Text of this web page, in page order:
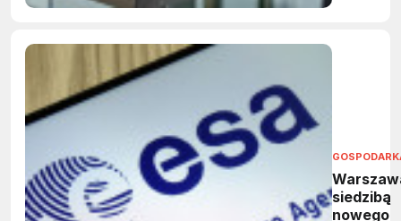
siedzibą
nowego